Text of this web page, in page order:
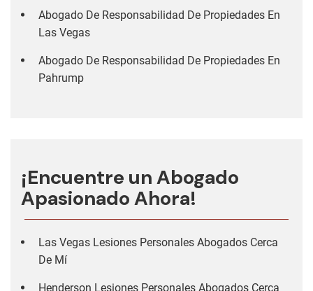
Abogado De Responsabilidad De Propiedades En
Las Vegas
Abogado De Responsabilidad De Propiedades En
Pahrump
¡Encuentre un Abogado
Apasionado Ahora!
Las Vegas Lesiones Personales Abogados Cerca
De Mí
Henderson Lesiones Personales Abogados Cerca